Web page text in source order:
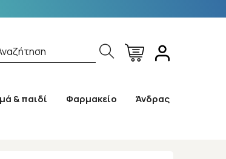
& παιδί Φαρμακείο Άνδρας